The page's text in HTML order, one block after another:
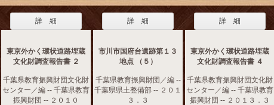
詳 細
東京外かく環状道路埋蔵
文化財調査報告書 ２
千葉県教育振興財団文化財
センター／編 -- 千葉県教育
振興財団 -- ２０１０
詳 細
市川市国府台遺跡第１３
地点 （５）
千葉県教育振興財団／編 --
千葉県県土整備部 -- ２０１
３．３
詳 細
東京外かく環状道路埋蔵
文化財調査報告書 ４
千葉県教育振興財団文化財
センター／編 -- 千葉県教育
振興財団 -- ２０１３．３